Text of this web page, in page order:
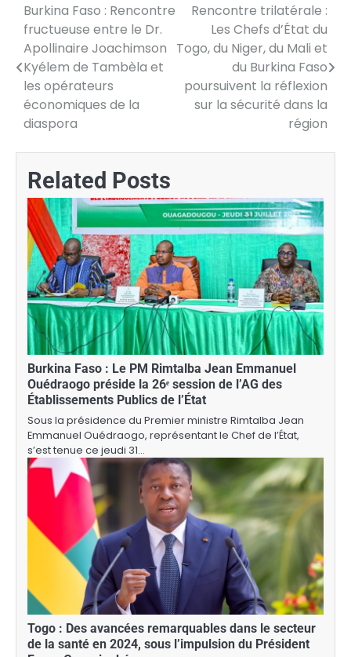
Navigation
de
l’article
Burkina Faso : Rencontre
fructueuse entre le Dr.
Apollinaire Joachimson
Kyélem de Tambèla et
les opérateurs
économiques de la
diaspora
Rencontre trilatérale :
Les Chefs d’État du
Togo, du Niger, du Mali et
du Burkina Faso
poursuivent la réflexion
sur la sécurité dans la
région
Related Posts
Burkina Faso : Le PM Rimtalba Jean Emmanuel
Ouédraogo préside la 26ᵉ session de l’AG des
Établissements Publics de l’État
Sous la présidence du Premier ministre Rimtalba Jean
Emmanuel Ouédraogo, représentant le Chef de l’État,
s’est tenue ce jeudi 31…
Togo : Des avancées remarquables dans le secteur
de la santé en 2024, sous l’impulsion du Président